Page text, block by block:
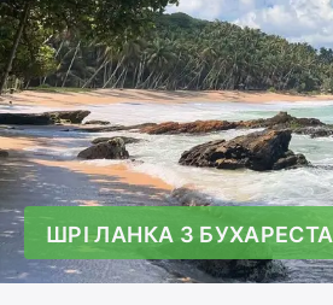
ШРІ ЛАНКА З БУХАРЕСТА